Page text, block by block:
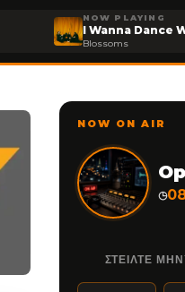
NOW PLAYING
Blossoms
NOW ON AIR
◷
ΣΤΕΙΛΤΕ